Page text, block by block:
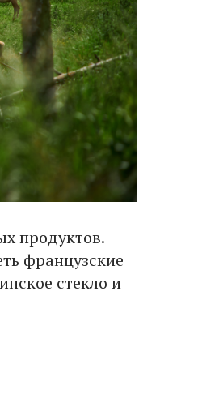
продуктов.
французские
стекло и